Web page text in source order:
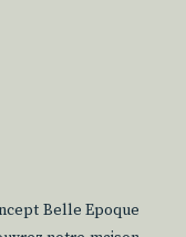
Belle Epoque